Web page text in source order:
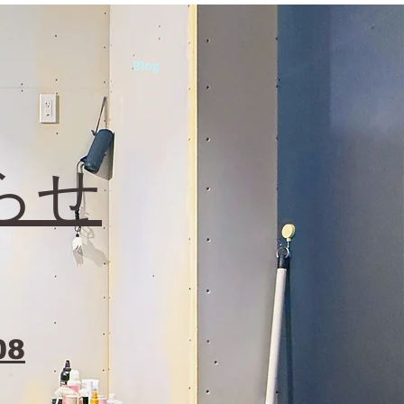
せ
Blog